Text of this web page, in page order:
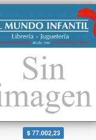
$ 77.002,23